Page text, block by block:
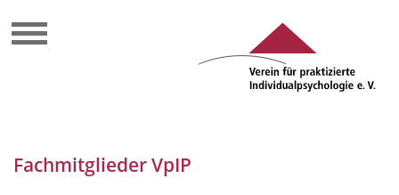
Fachmitglieder VpIP